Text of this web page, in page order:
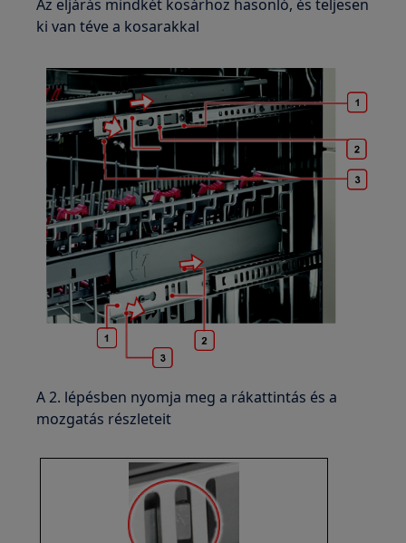
Az eljárás mindkét kosárhoz hasonló, és teljesen
ki van téve a kosarakkal
A 2. lépésben nyomja meg a rákattintás és a
mozgatás részleteit